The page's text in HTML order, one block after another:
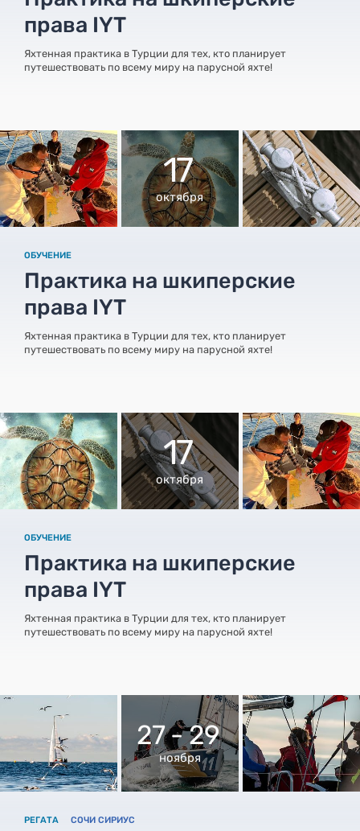
права IYT
Яхтенная практика в Турции для тех, кто планирует
путешествовать по всему миру на парусной яхте!
17
октября
ОБУЧЕНИЕ
Практика на шкиперские
права IYT
Яхтенная практика в Турции для тех, кто планирует
путешествовать по всему миру на парусной яхте!
17
октября
ОБУЧЕНИЕ
Практика на шкиперские
права IYT
Яхтенная практика в Турции для тех, кто планирует
путешествовать по всему миру на парусной яхте!
27 - 29
ноября
РЕГАТА СОЧИ СИРИУС